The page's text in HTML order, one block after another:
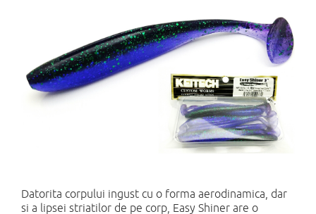
Datorita corpului ingust cu o forma aerodinamica, dar
si a lipsei striatilor de pe corp, Easy Shiner are o